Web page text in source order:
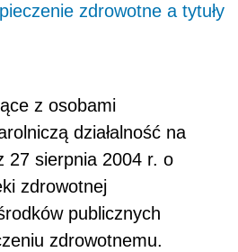
zdrowotne a tytuły
z osobami
działalność na
27 sierpnia 2004 r. o
zdrowotnej
publicznych
zdrowotnemu.